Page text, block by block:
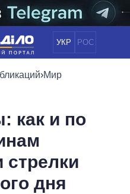
УКР РОС
ЭКОНОМИКА
ОБЩЕСТВО
›Мир
как и по
стрелки
дня